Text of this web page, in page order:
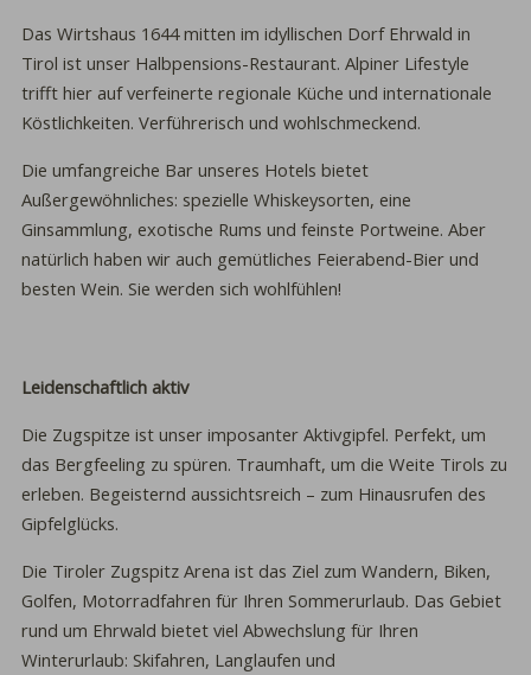
Das Wirtshaus 1644 mitten im idyllischen Dorf Ehrwald in
Tirol ist unser Halbpensions-Restaurant. Alpiner Lifestyle
trifft hier auf verfeinerte regionale Küche und internationale
Köstlichkeiten. Verführerisch und wohlschmeckend.
Die umfangreiche Bar unseres Hotels bietet
Außergewöhnliches: spezielle Whiskeysorten, eine
Ginsammlung, exotische Rums und feinste Portweine. Aber
natürlich haben wir auch gemütliches Feierabend-Bier und
besten Wein. Sie werden sich wohlfühlen!
Leidenschaftlich aktiv
Die Zugspitze ist unser imposanter Aktivgipfel. Perfekt, um
das Bergfeeling zu spüren. Traumhaft, um die Weite Tirols zu
erleben. Begeisternd aussichtsreich – zum Hinausrufen des
Gipfelglücks.
Die Tiroler Zugspitz Arena ist das Ziel zum Wandern, Biken,
Golfen, Motorradfahren für Ihren Sommerurlaub. Das Gebiet
rund um Ehrwald bietet viel Abwechslung für Ihren
Winterurlaub: Skifahren, Langlaufen und